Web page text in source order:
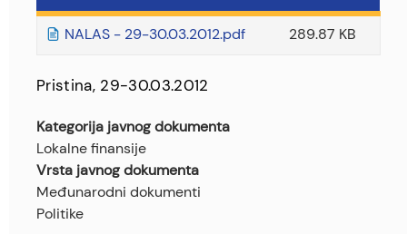
NALAS - 29-30.03.2012.pdf 289.87 KB
Pristina, 29-30.03.2012
Kategorija javnog dokumenta
Lokalne finansije
Vrsta javnog dokumenta
Međunarodni dokumenti
Politike